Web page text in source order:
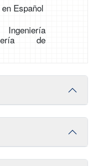
Español
de